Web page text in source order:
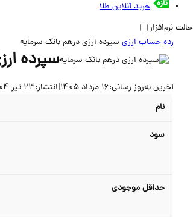
خرید آنلاین طلا
حالت نرم‌افزار
ردهحساب ارزی سپرده ارزی درهم بانک سرمایه
سپرده
آخرین به‌روز رسانی:16 مرداد 1405 |انتشار:23 تیر 1404
نام
سود
حداقل موجودی